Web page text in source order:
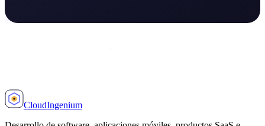
CloudIngenium